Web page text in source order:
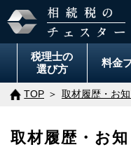
税理士の
選び方
料金
TOP 取材履歴・お
取材履歴・お